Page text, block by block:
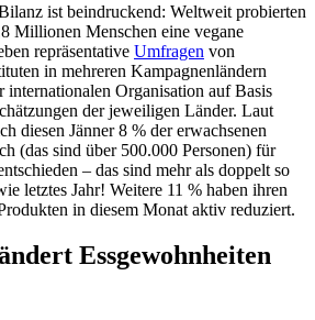
ist beindruckend: Weltweit probierten
Millionen Menschen eine vegane
repräsentative Umfragen von
in mehreren Kampagnenländern
internationalen Organisation auf Basis
der jeweiligen Länder. Laut
diesen Jänner 8 % der erwachsenen
(das sind über 500.000 Personen) für
– das sind mehr als doppelt so
letztes Jahr! Weitere 11 % haben ihren
in diesem Monat aktiv reduziert.
Essgewohnheiten